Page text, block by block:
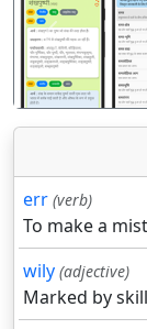
पिछला
err (verb)
To make a
wily (adjective)
Marked by